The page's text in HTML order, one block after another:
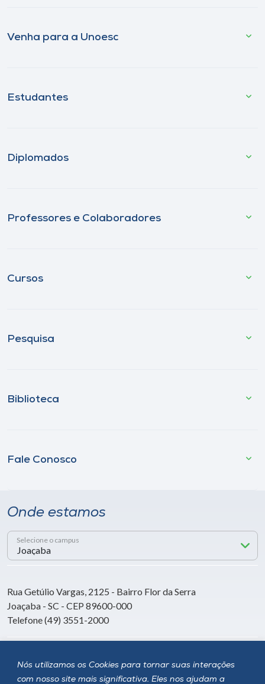
Nós utilizamos os Cookies para tornar suas interações
com nosso site mais significativa. Eles nos ajudam a
Venha para a Unoesc
Estudantes
Diplomados
Professores e Colaboradores
Cursos
Pesquisa
Biblioteca
Fale Conosco
Onde estamos
Selecione o campus
Rua Getúlio Vargas, 2125 - Bairro Flor da Serra
Joaçaba - SC - CEP 89600-000
Telefone (49) 3551-2000
Siga a Unoesc